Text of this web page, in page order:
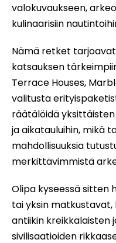
valokuvaukseen,
kulinaarisiin
Nämä retket
katsauksen
Terrace Houses,
valitusta
räätälöidä
ja aikatauluihin, mikä
mahdollisuuksia
merkittävimmistä
Olipa kyseessä sitten
tai yksin
antiikin kreikkalaisten
sivilisaatioiden